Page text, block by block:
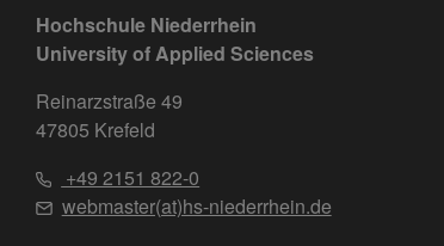
Hochschule Niederrhein
University of Applied Sciences
Reinarzstraße 49
47805 Krefeld
+49 2151 822-0
webmaster(at)hs-niederrhein.de